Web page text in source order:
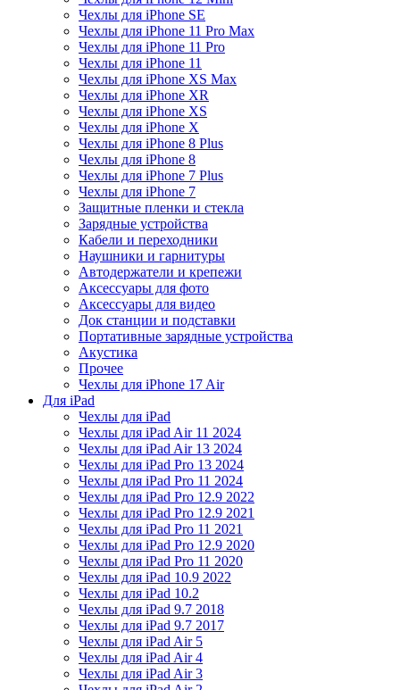
Чехлы для iPhone SE
Чехлы для iPhone 11 Pro Max
Чехлы для iPhone 11 Pro
Чехлы для iPhone 11
Чехлы для iPhone XS Max
Чехлы для iPhone XR
Чехлы для iPhone XS
Чехлы для iPhone X
Чехлы для iPhone 8 Plus
Чехлы для iPhone 8
Чехлы для iPhone 7 Plus
Чехлы для iPhone 7
Защитные пленки и стекла
Зарядные устройства
Кабели и переходники
Наушники и гарнитуры
Автодержатели и крепежи
Аксессуары для фото
Аксессуары для видео
Док станции и подставки
Портативные зарядные устройства
Акустика
Прочее
Чехлы для iPhone 17 Air
Для iPad
Чехлы для iPad
Чехлы для iPad Air 11 2024
Чехлы для iPad Air 13 2024
Чехлы для iPad Pro 13 2024
Чехлы для iPad Pro 11 2024
Чехлы для iPad Pro 12.9 2022
Чехлы для iPad Pro 12.9 2021
Чехлы для iPad Pro 11 2021
Чехлы для iPad Pro 12.9 2020
Чехлы для iPad Pro 11 2020
Чехлы для iPad 10.9 2022
Чехлы для iPad 10.2
Чехлы для iPad 9.7 2018
Чехлы для iPad 9.7 2017
Чехлы для iPad Air 5
Чехлы для iPad Air 4
Чехлы для iPad Air 3